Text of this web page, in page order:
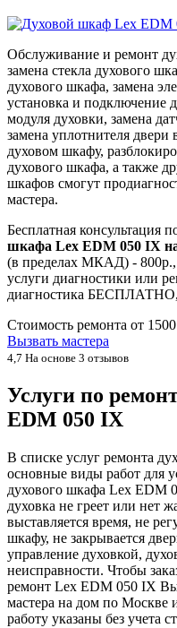
Обслуживание и ремонт
замена стекла духового
духового шкафа, замена
установка и подключение
модуля духовки, замена
замена уплотнителя двери
духовом шкафу,
духового шкафа, а также
шкафов смогут
мастера.
Бесплатная консультация
шкафа Lex EDM 050 IX
(в пределах МКАД) -
услуги диагностики или
диагностика БЕСПЛАТНО,
Стоимость ремонта от 1500
Вызвать мастера
4,7 На основе 3 отзывов
Услуги по
EDM 050 IX
В списке услуг ремонта
основные виды работ для
духового шкафа Lex EDM
духовка не греет или нет
выставляется время, не
шкафу, не закрывается
управление духовкой,
неисправности. Чтобы
ремонт Lex EDM 050 IX Вы
мастера на дом по Москве
работу указаны без учета